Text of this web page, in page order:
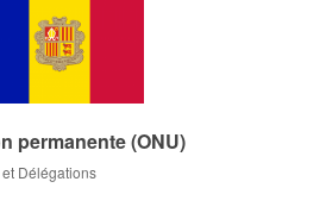
permanente (ONU)
Délégations